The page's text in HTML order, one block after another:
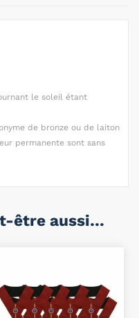
le soleil étant
de bronze ou de laiton
permanente sont sans
être aussi…